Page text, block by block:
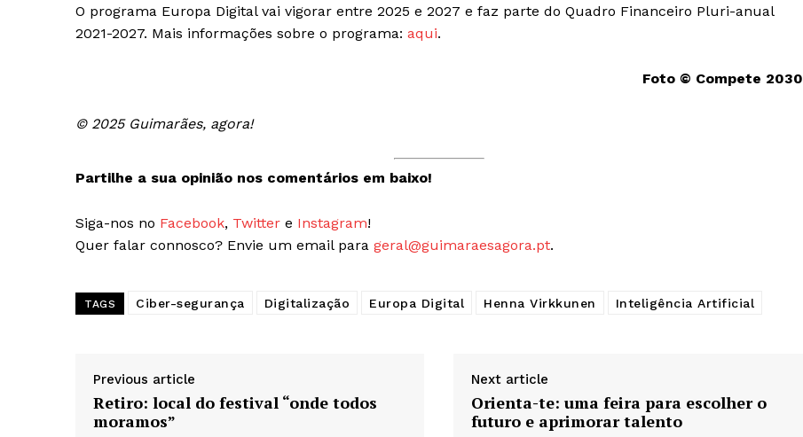
Guimarães, agora!
Artigos
O programa Europa Digital vai vigorar entre 2025 e 2027 e faz parte do Quadro Financeiro Pluri-anual
2021-2027. Mais informações sobre o programa: aqui.
Foto © Compete 2030
© 2025 Guimarães, agora!
Partilhe a sua opinião nos comentários em baixo!
Siga-nos no Facebook, Twitter e Instagram!
Quer falar connosco? Envie um email para geral@guimaraesagora.pt.
TAGS Ciber-segurança Digitalização Europa Digital Henna Virkkunen Inteligência Artificial
Previous article
Retiro: local do festival “onde todos
moramos”
Next article
Orienta-te: uma feira para escolher o
futuro e aprimorar talento